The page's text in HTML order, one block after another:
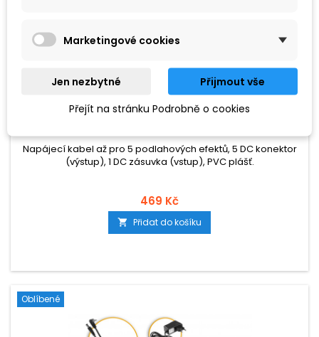
PROLINE
PROLINE DISTRIBUČNÍ KABEL PRO EFEKTOVÉ
Napájecí kabel až pro 5 podlahových efektů, 5 DC konektor
(výstup), 1 DC zásuvka (vstup), PVC plášť.
469 Kč
 Přidat do košíku
Oblíbené
Marketingové cookies
Jen nezbytné
Přijmout vše
Přejít na stránku Podrobně o cookies